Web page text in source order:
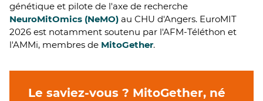
génétique et pilote de l'axe de recherche
NeuroMitOmics (NeMO) au CHU d'Angers. EuroMIT
2026 est notamment soutenu par l'AFM-Téléthon et
l'AMMi, membres de MitoGether.
Le saviez-vous ? MitoGether, né